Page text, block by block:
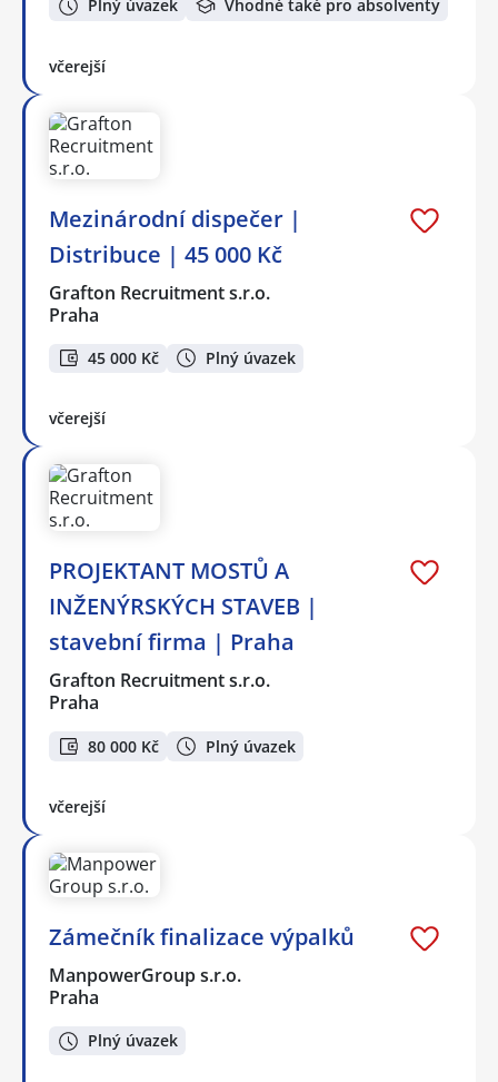
Plný úvazek Vhodné také pro absolventy
včerejší
Mezinárodní dispečer |
Distribuce | 45 000 Kč
Grafton Recruitment s.r.o.
Praha
45 000 Kč Plný úvazek
včerejší
PROJEKTANT MOSTŮ A
INŽENÝRSKÝCH STAVEB |
stavební firma | Praha
Grafton Recruitment s.r.o.
Praha
80 000 Kč Plný úvazek
včerejší
Zámečník finalizace výpalků
ManpowerGroup s.r.o.
Praha
Plný úvazek